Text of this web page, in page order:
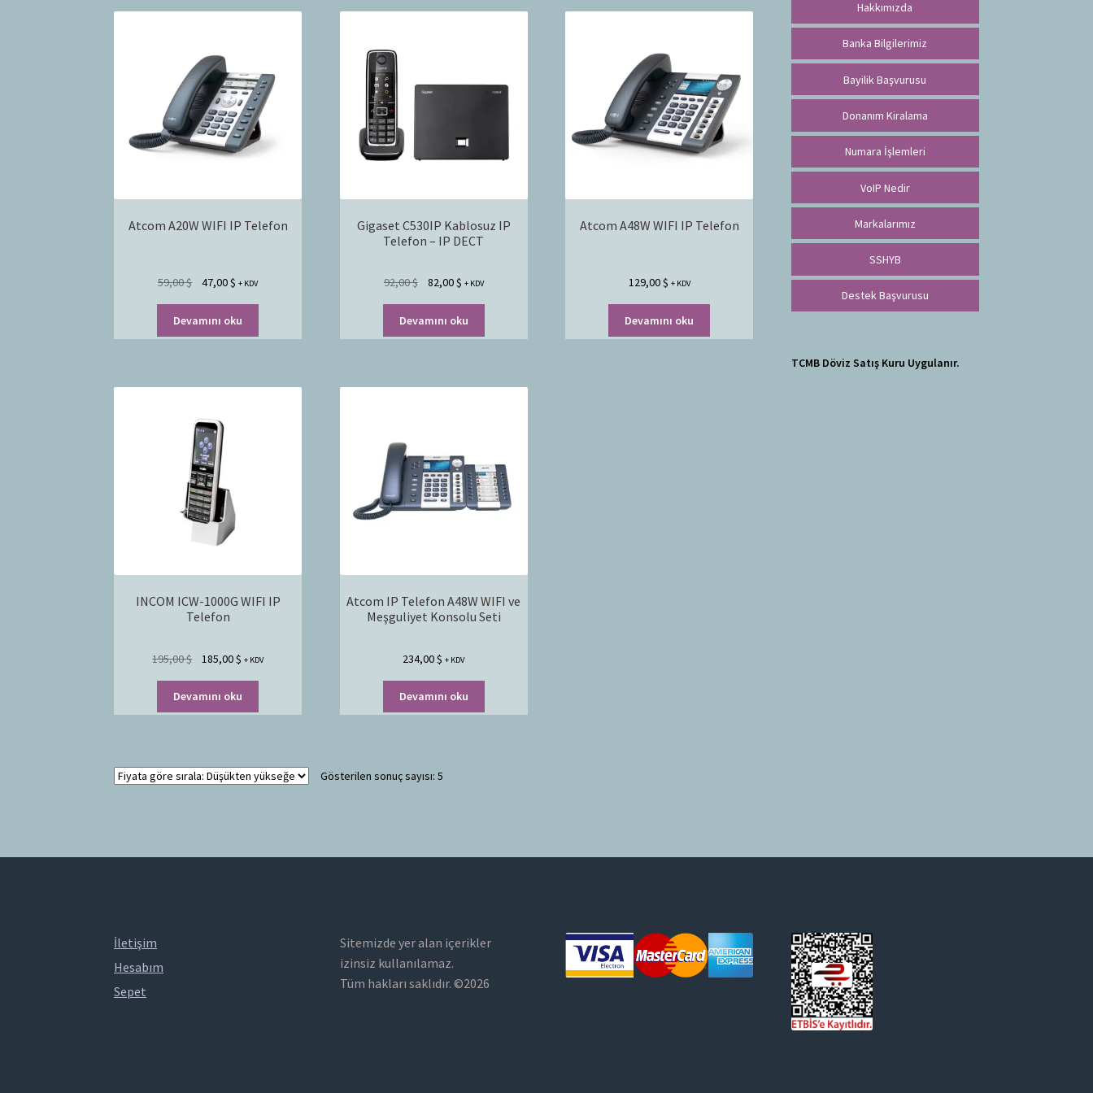
Atcom A20W WIFI IP Telefon
59,00$ 47,00$ + KDV
Devamını oku
Gigaset C530IP Kablosuz IP
Telefon – IP DECT
92,00$ 82,00$ + KDV
Devamını oku
Atcom A48W WIFI IP Telefon
129,00$ + KDV
Devamını oku
INCOM ICW-1000G WIFI IP
Telefon
195,00$ 185,00$ + KDV
Devamını oku
Atcom IP Telefon A48W WIFI ve
Meşguliyet Konsolu Seti
234,00$ + KDV
Devamını oku
Gösterilen sonuç sayısı: 5
Hakkımızda
Banka Bilgilerimiz
Bayilik Başvurusu
Donanım Kiralama
Numara İşlemleri
VoIP Nedir
Markalarımız
SSHYB
Destek Başvurusu
TCMB Döviz Satış Kuru Uygulanır.
İletişim
Hesabım
Sepet
Sitemizde yer alan içerikler
izinsiz kullanılamaz.
Tüm hakları saklıdır. ©2026